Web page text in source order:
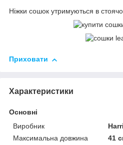
Ніжки сошок утримуються в
Приховати
Характеристики
Основні
Виробник
Максимальна довжина
41